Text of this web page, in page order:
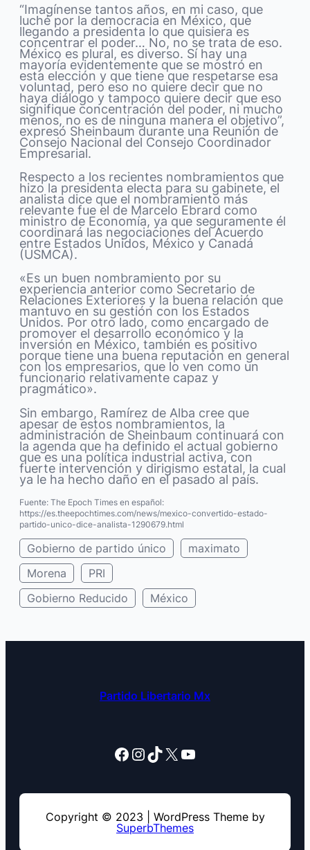
“Imagínense tantos años, en mi caso, que
luché por la democracia en México, que
llegando a presidenta lo que quisiera es
concentrar el poder… No, no se trata de eso.
México es plural, es diverso. Sí hay una
mayoría evidentemente que se mostró en
esta elección y que tiene que respetarse esa
voluntad, pero eso no quiere decir que no
haya diálogo y tampoco quiere decir que eso
signifique concentración del poder, ni mucho
menos, no es de ninguna manera el objetivo”,
expresó Sheinbaum durante una Reunión de
Consejo Nacional del Consejo Coordinador
Empresarial.
Respecto a los recientes nombramientos que
hizo la presidenta electa para su gabinete, el
analista dice que el nombramiento más
relevante fue el de Marcelo Ebrard como
ministro de Economía, ya que seguramente él
coordinará las negociaciones del Acuerdo
entre Estados Unidos, México y Canadá
(USMCA).
«Es un buen nombramiento por su
experiencia anterior como Secretario de
Relaciones Exteriores y la buena relación que
mantuvo en su gestión con los Estados
Unidos. Por otro lado, como encargado de
promover el desarrollo económico y la
inversión en México, también es positivo
porque tiene una buena reputación en general
con los empresarios, que lo ven como un
funcionario relativamente capaz y
pragmático».
Sin embargo, Ramírez de Alba cree que
apesar de estos nombramientos, la
administración de Sheinbaum continuará con
la agenda que ha definido el actual gobierno
que es una política industrial activa, con
fuerte intervención y dirigismo estatal, la cual
ya le ha hecho daño en el pasado al país.
Fuente: The Epoch Times en español:
https://es.theepochtimes.com/news/mexico-convertido-estado-
partido-unico-dice-analista-1290679.html
Gobierno de partido único
maximato
Morena
PRI
Gobierno Reducido
México
Partido Libertario Mx
Facebook InstagramTikTok X YouTube
Copyright © 2023 | WordPress Theme by
SuperbThemes